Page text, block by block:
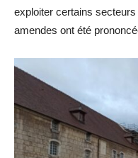
exploiter certains
amendes ont été